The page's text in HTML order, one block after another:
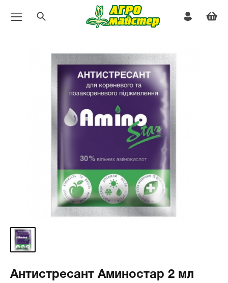
Антистресант Аминостар 2 мл